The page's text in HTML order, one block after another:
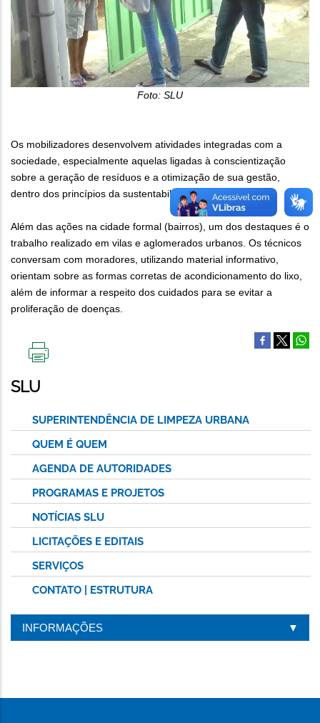
Foto: SLU
Os mobilizadores desenvolvem atividades integradas com a
sociedade, especialmente aquelas ligadas à conscientização
sobre a geração de resíduos e a otimização de sua gestão,
dentro dos princípios da sustentabilidade.
Além das ações na cidade formal (bairros), um dos destaques é o
trabalho realizado em vilas e aglomerados urbanos. Os técnicos
conversam com moradores, utilizando material informativo,
orientam sobre as formas corretas de acondicionamento do lixo,
além de informar a respeito dos cuidados para se evitar a
proliferação de doenças.
ESTA
PÁGINA
SLU
SUPERINTENDÊNCIA DE LIMPEZA URBANA
QUEM É QUEM
AGENDA DE AUTORIDADES
PROGRAMAS E PROJETOS
NOTÍCIAS SLU
LICITAÇÕES E EDITAIS
SERVIÇOS
CONTATO | ESTRUTURA
INFORMAÇÕES